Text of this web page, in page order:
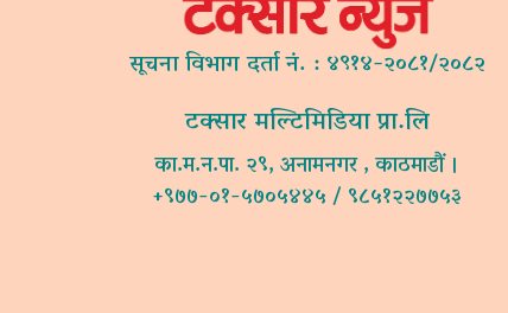
सूचना विभाग दर्ता नं. : ४९१४-२०८१/२०८२
टक्सार मल्टिमिडिया प्रा.लि
का.म.न.पा. २९, अनामनगर , काठमाडौं ।
+९७७-०१-५७०५४४५ / ९८५१२२७७५३